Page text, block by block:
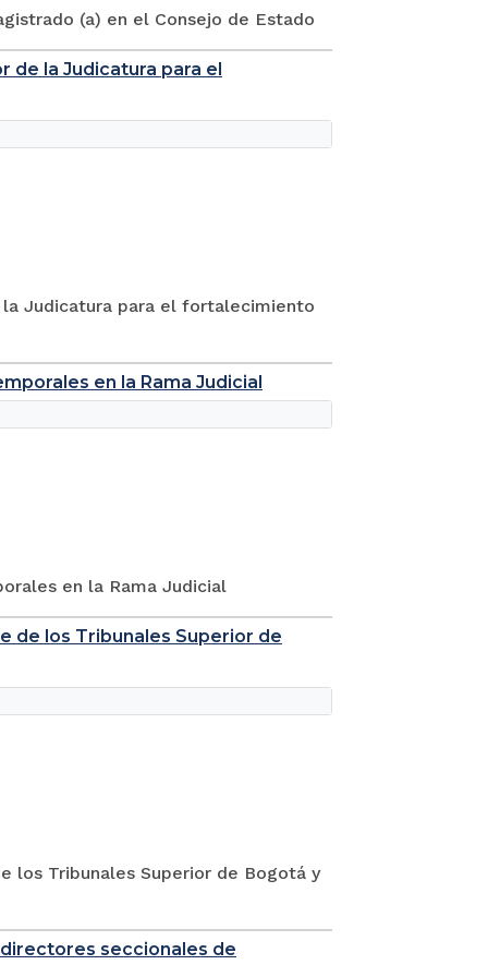
(a) en el Consejo de Estado
de la Judicatura para el
Judicatura para el fortalecimiento
en la Rama Judicial
en la Rama Judicial
de los Tribunales Superior de
los Tribunales Superior de Bogotá y
seccionales de